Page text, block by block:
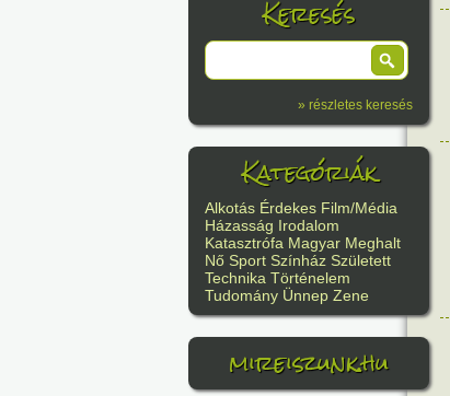
Keresés
» részletes keresés
Kategóriák
Alkotás Érdekes Film/Média
Házasság Irodalom
Katasztrófa Magyar Meghalt
Nő Sport Színház Született
Technika Történelem
Tudomány Ünnep Zene
mireiszunk.hu